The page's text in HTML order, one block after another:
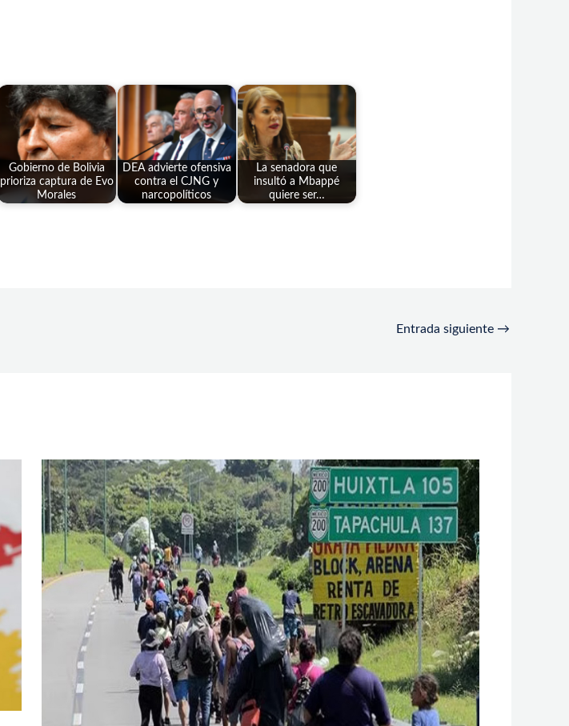
Gobierno de Bolivia
prioriza captura de Evo
Morales
DEA advierte ofensiva
contra el CJNG y
narcopolíticos
La senadora que
insultó a Mbappé
quiere ser…
Entrada siguiente →